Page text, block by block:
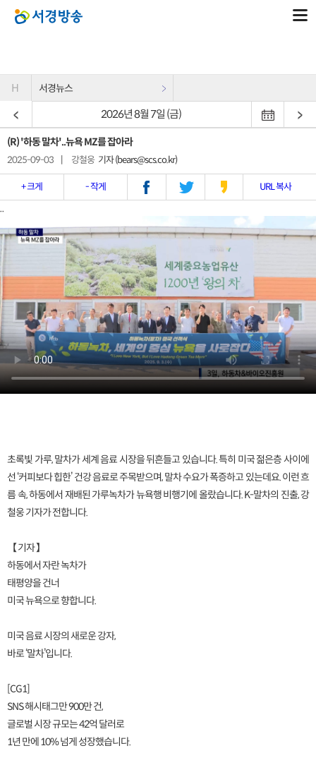
H 서경뉴스
2026년 8월 7일 (금)
(R) '하동 말차'..뉴욕 MZ를 잡아라
2025-09-03 강철웅 기자 (bears@scs.co.kr)
+ 크게 - 작게 URL 복사
..
초록빛 가루, 말차가 세계 음료 시장을 뒤흔들고 있습니다. 특히 미국 젊은층 사이에
선 ‘커피보다 힙한’ 건강 음료로 주목받으며, 말차 수요가 폭증하고 있는데요. 이런 흐
름 속, 하동에서 재배된 가루녹차가 뉴욕행 비행기에 올랐습니다. K-말차의 진출, 강
철웅 기자가 전합니다.
【 기자 】
하동에서 자란 녹차가
태평양을 건너
미국 뉴욕으로 향합니다.
미국 음료 시장의 새로운 강자,
바로 ‘말차’입니다.
[CG1]
SNS 해시태그만 900만 건,
글로벌 시장 규모는 42억 달러로
1년 만에 10% 넘게 성장했습니다.